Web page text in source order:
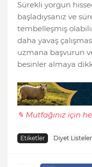
Sürekli yorgun
başladıysanız ve
tembelleşmiş
daha yavaş
uzmana başvurun
besinler almaya
✎ Mutfağınız için
Etiketler Diyet